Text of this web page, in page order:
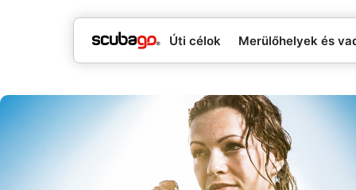
Úti célok Merülőhelyek és